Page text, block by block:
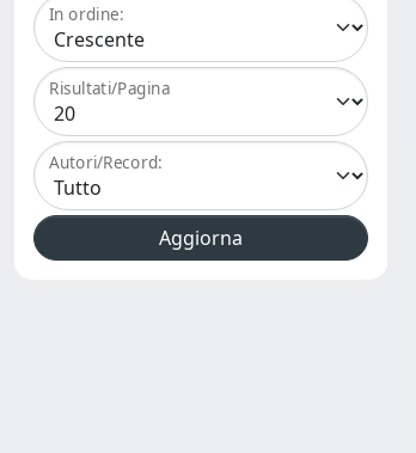
In ordine:
Risultati/Pagina
Autori/Record: